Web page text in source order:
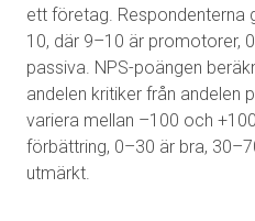
ett företag. Respondenterna
10, där 9–10 är promotorer,
passiva. NPS-poängen
andelen kritiker från andelen
variera mellan –100 och
förbättring, 0–30 är bra,
utmärkt.